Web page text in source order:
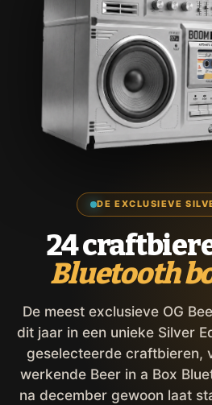
DE EXCLUSIEVE
24
Bluetooth
De meest exclusieve OG
dit jaar in een unieke Silver
geselecteerde craftbieren,
werkende Beer in a Box
na december gewoon laat